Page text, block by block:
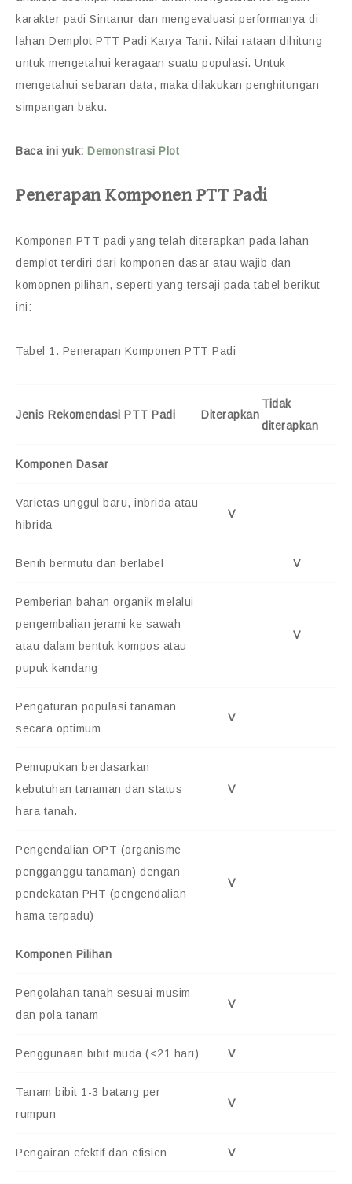
karakter padi Sintanur dan mengevaluasi performanya di
lahan Demplot PTT Padi Karya Tani. Nilai rataan dihitung
untuk mengetahui keragaan suatu populasi. Untuk
mengetahui sebaran data, maka dilakukan penghitungan
simpangan baku.
Baca ini yuk: Demonstrasi Plot
Penerapan Komponen PTT Padi
Komponen PTT padi yang telah diterapkan pada lahan
demplot terdiri dari komponen dasar atau wajib dan
komopnen pilihan, seperti yang tersaji pada tabel berikut
ini:
Tabel 1. Penerapan Komponen PTT Padi
Jenis Rekomendasi PTT Padi Diterapkan
Tidak
diterapkan
Komponen Dasar
Varietas unggul baru, inbrida atau
hibrida
V
Benih bermutu dan berlabel V
Pemberian bahan organik melalui
pengembalian jerami ke sawah
atau dalam bentuk kompos atau
pupuk kandang
V
Pengaturan populasi tanaman
secara optimum
V
Pemupukan berdasarkan
kebutuhan tanaman dan status
hara tanah.
V
Pengendalian OPT (organisme
pengganggu tanaman) dengan
pendekatan PHT (pengendalian
hama terpadu)
V
Komponen Pilihan
Pengolahan tanah sesuai musim
dan pola tanam
V
Penggunaan bibit muda (<21 hari) V
Tanam bibit 1-3 batang per
rumpun
V
Pengairan efektif dan efisien V